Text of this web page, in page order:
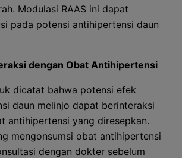
Modulasi RAAS ini dapat
pada potensi antihipertensi daun
dengan Obat Antihipertensi
dicatat bahwa potensi efek
daun melinjo dapat berinteraksi
antihipertensi yang diresepkan.
mengonsumsi obat antihipertensi
dengan dokter sebelum